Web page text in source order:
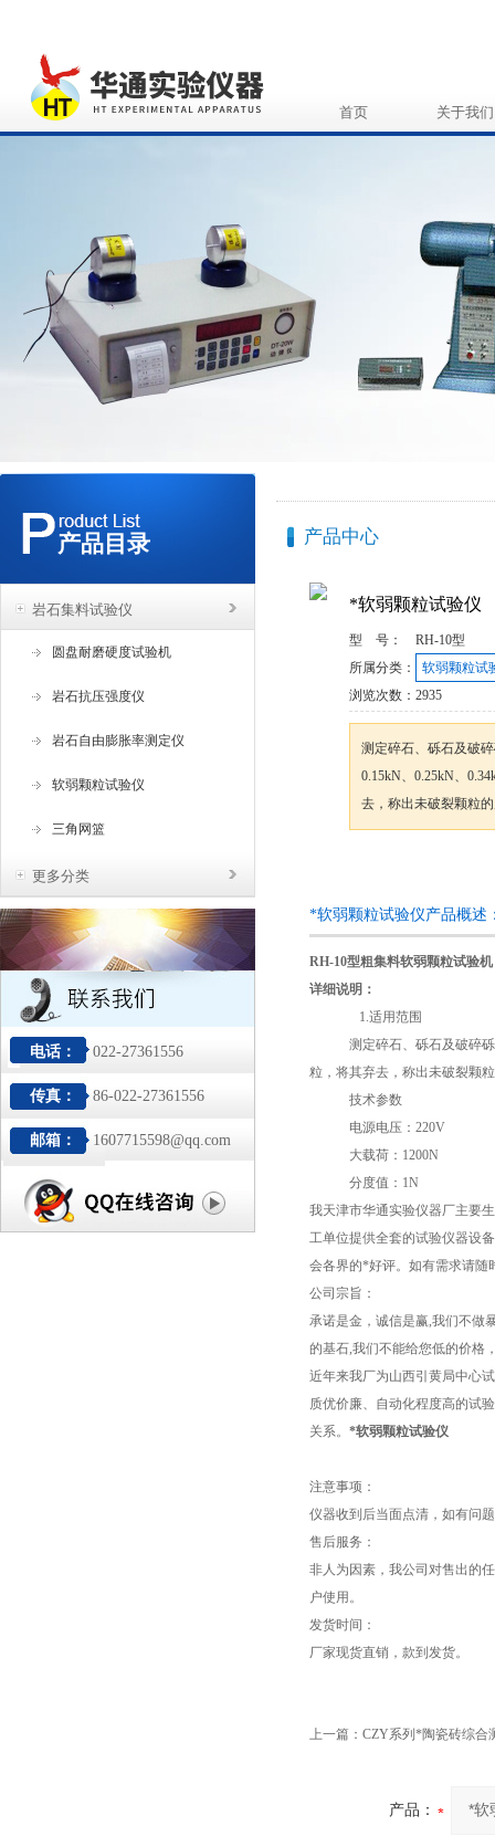
首页 关于我们
产品目录
岩石集料试验仪
圆盘耐磨硬度试验机
岩石抗压强度仪
岩石自由膨胀率测定仪
软弱颗粒试验仪
三角网篮
更多分类
电话： 022-27361556
传真： 86-022-27361556
邮箱： 1607715598@qq.com
产品中心
*软弱颗粒试验仪
型 号：
RH-10型
所属分类：
软弱颗粒试
浏览次数： 2935
测定碎石、砾石及破
0.15kN、0.25kN、
去，称出未破裂颗粒
*软弱颗粒试验仪产品概述
RH-10型粗集料软弱颗粒试验
详细说明：
1.适用范围
测定碎石、砾石及破碎砾石
粒，将其弃去，称出未破裂颗
技术参数
电源电压：220V
大载荷：1200N
分度值：1N
我天津市华通实验仪器厂主要
工单位提供全套的试验仪器设
会各界的*好评。如有需求请随
公司宗旨：
承诺是金，诚信是赢,我们不做
的基石,我们不能给您低的价格
近年来我厂为山西引黄局中心
质优价廉、自动化程度高的试
关系。 *软弱颗粒试验仪
注意事项：
仪器收到后当面点清，如有问
售后服务：
非人为因素，我公司对售出的
户使用。
发货时间：
厂家现货直销，款到发货。
上一篇： CZY系列*陶瓷砖综合
产品：